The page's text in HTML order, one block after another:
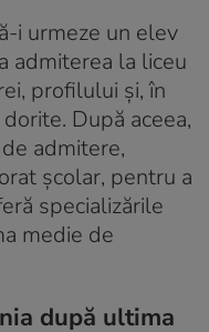
i urmeze un elev
admiterea la liceu
profilului și, în
După aceea,
admitere,
școlar, pentru a
specializările
medie de
după ultima